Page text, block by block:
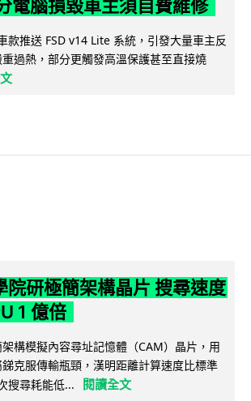
電腦損毀車主須自費維修
款推送 FSD v14 Lite 系統，引發大量車主反
過熱，部分更觸發高溫保護甚至直接燒
院研極簡架構晶片 搜尋速度
1 億倍
構模擬內容尋址記憶體（CAM）晶片，用
克服傳輸瓶頸，漢明距離計算速度比標準
搜尋耗能低...
閱讀全文